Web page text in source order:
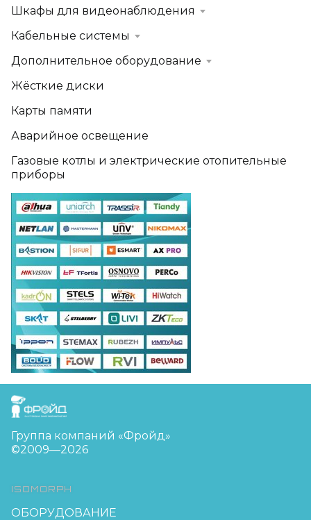
Шкафы для видеонаблюдения
Кабельные системы
Дополнительное оборудование
Жёсткие диски
Карты памяти
Аварийное освещение
Газовые котлы и электрические отопительные
приборы
FreudGroup
Группа компаний «Фройд»
©2009—2026
ISOMORPH
ОБОРУДОВАНИЕ